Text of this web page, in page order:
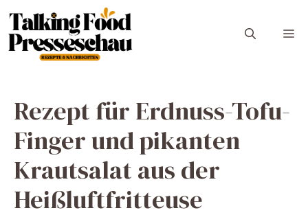
Inhalt
springen
Rezept für Erdnuss-Tofu-
Finger und pikanten
Krautsalat aus der
Heißluftfritteuse